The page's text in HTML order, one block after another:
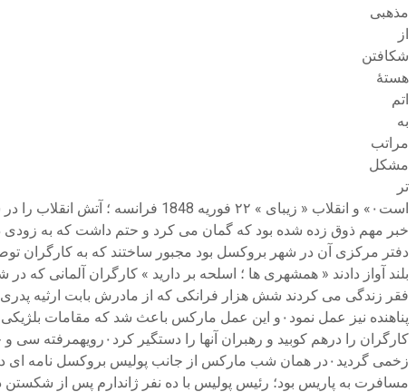
مذهبی
از
شکافتن
هستهٔ
اتم
به
مراتب
مشکل
تر
دفتر مرکزی آن در شهر بروکسل بود مجبور ساختند که به کارگران
مسافرت به پاریس بود؛ رئیس پولیس با ده نفر ژاندارم پس از شکستن